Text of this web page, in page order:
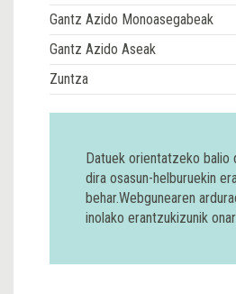
Gantz Azido Monoasegabeak
Gantz Azido Aseak
Zuntza
Datuek orientatzeko balio
dira osasun-helburuekin
behar.Webgunearen
inolako erantzukizunik